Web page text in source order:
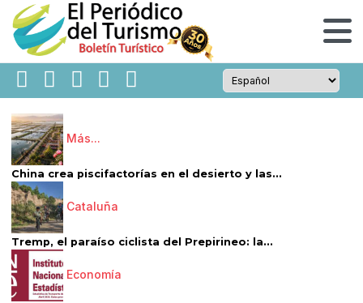
Más...
China crea piscifactorías en el desierto y las...
Cataluña
Tremp, el paraíso ciclista del Prepirineo: la...
Economía